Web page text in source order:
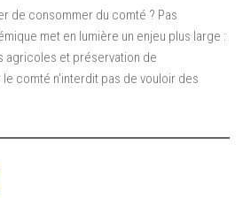
de consommer du comté ? Pas
met en lumière un enjeu plus large :
agricoles et préservation de
le comté n’interdit pas de vouloir des